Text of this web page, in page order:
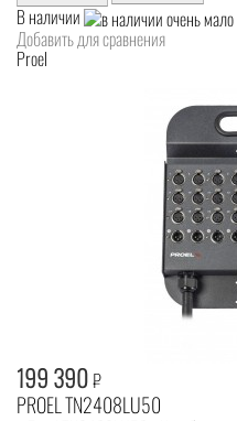
В наличии
Добавить для сравнения
Proel
199 390₽
PROEL TN2408LU50